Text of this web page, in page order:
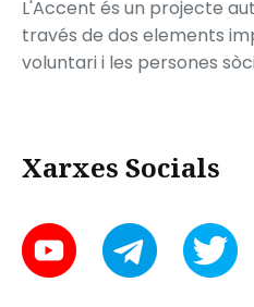
L'Accent és un projecte
través de dos elements
voluntari i les persones
Xarxes Socials